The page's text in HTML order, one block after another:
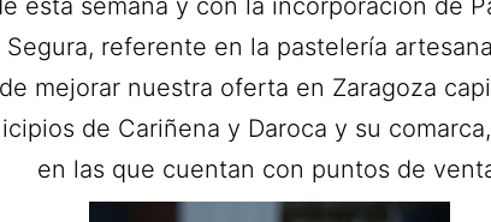
esta semana y con la incorporación de
Segura, referente en la pastelería
mejorar nuestra oferta en Zaragoza
de Cariñena y Daroca y su
en las que cuentan con puntos de